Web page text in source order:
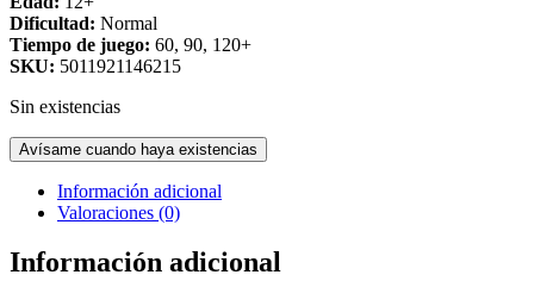
Dificultad: Normal
Tiempo de juego: 60, 90, 120+
SKU: 5011921146215
Sin existencias
Avísame cuando haya existencias
Información adicional
Valoraciones (0)
Información adicional